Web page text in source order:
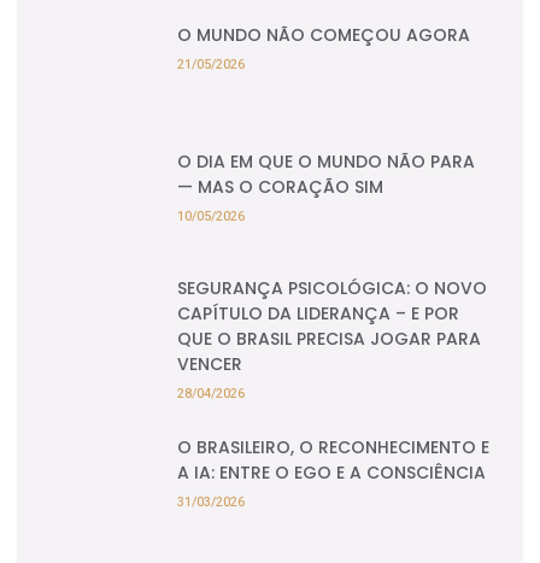
O MUNDO NÃO COMEÇOU AGORA
21/05/2026
O DIA EM QUE O MUNDO NÃO PARA
— MAS O CORAÇÃO SIM
10/05/2026
SEGURANÇA PSICOLÓGICA: O NOVO
CAPÍTULO DA LIDERANÇA – E POR
QUE O BRASIL PRECISA JOGAR PARA
VENCER
28/04/2026
O BRASILEIRO, O RECONHECIMENTO E
A IA: ENTRE O EGO E A CONSCIÊNCIA
31/03/2026